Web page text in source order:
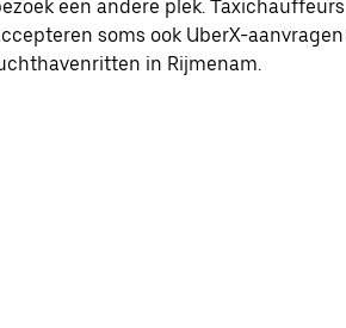
een andere plek. Taxichauffeurs
soms ook UberX-
in Rijmenam.